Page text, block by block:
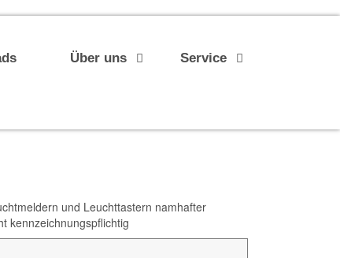
Über uns Service
und Leuchttastern namhafter
kennzeichnungspflichtig